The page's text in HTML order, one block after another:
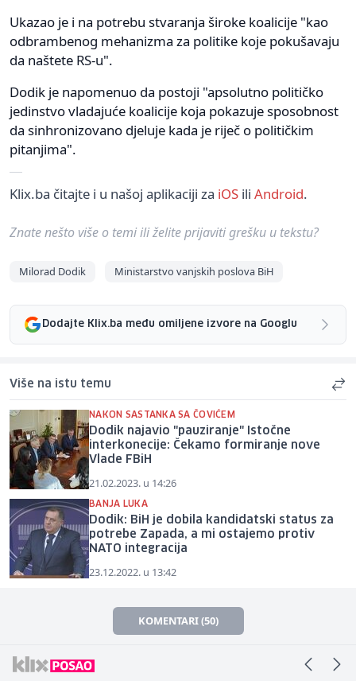
Ukazao je i na potrebu stvaranja široke koalicije "kao
odbrambenog mehanizma za politike koje pokušavaju
da naštete RS-u".
Dodik je napomenuo da postoji "apsolutno političko
jedinstvo vladajuće koalicije koja pokazuje sposobnost
da sinhronizovano djeluje kada je riječ o političkim
pitanjima".
Klix.ba čitajte i u našoj aplikaciji za iOS ili Android.
Znate nešto više o temi ili želite prijaviti grešku u tekstu?
Milorad Dodik Ministarstvo vanjskih poslova BiH
Dodajte Klix.ba među omiljene izvore na Googlu
Više na istu temu
NAKON SASTANKA SA ČOVIĆEM
Dodik najavio "pauziranje" Istočne
interkonecije: Čekamo formiranje nove
Vlade FBiH
21.02.2023. u 14:26
BANJA LUKA
Dodik: BiH je dobila kandidatski status za
potrebe Zapada, a mi ostajemo protiv
NATO integracija
23.12.2022. u 13:42
KOMENTARI (50)